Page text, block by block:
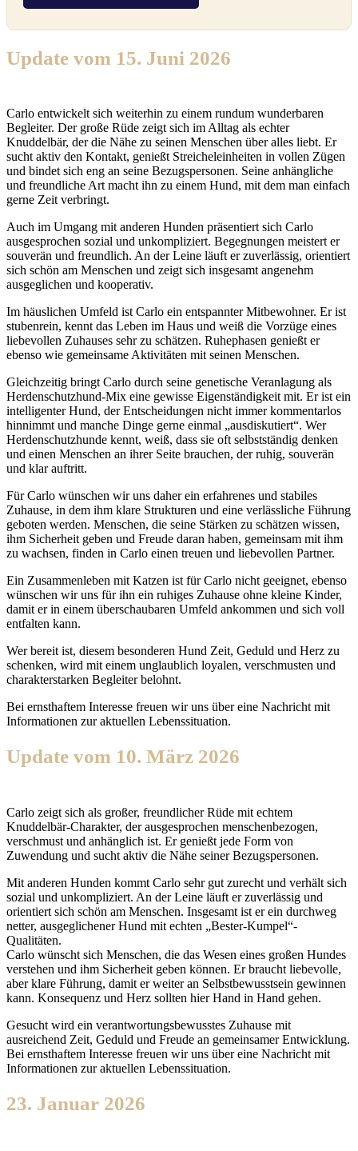
Update vom 15. Juni 2026
Carlo entwickelt sich weiterhin zu einem rundum wunderbaren
Begleiter. Der große Rüde zeigt sich im Alltag als echter
Knuddelbär, der die Nähe zu seinen Menschen über alles liebt. Er
sucht aktiv den Kontakt, genießt Streicheleinheiten in vollen Zügen
und bindet sich eng an seine Bezugspersonen. Seine anhängliche
und freundliche Art macht ihn zu einem Hund, mit dem man einfach
gerne Zeit verbringt.
Auch im Umgang mit anderen Hunden präsentiert sich Carlo
ausgesprochen sozial und unkompliziert. Begegnungen meistert er
souverän und freundlich. An der Leine läuft er zuverlässig, orientiert
sich schön am Menschen und zeigt sich insgesamt angenehm
ausgeglichen und kooperativ.
Im häuslichen Umfeld ist Carlo ein entspannter Mitbewohner. Er ist
stubenrein, kennt das Leben im Haus und weiß die Vorzüge eines
liebevollen Zuhauses sehr zu schätzen. Ruhephasen genießt er
ebenso wie gemeinsame Aktivitäten mit seinen Menschen.
Gleichzeitig bringt Carlo durch seine genetische Veranlagung als
Herdenschutzhund-Mix eine gewisse Eigenständigkeit mit. Er ist ein
intelligenter Hund, der Entscheidungen nicht immer kommentarlos
hinnimmt und manche Dinge gerne einmal „ausdiskutiert“. Wer
Herdenschutzhunde kennt, weiß, dass sie oft selbstständig denken
und einen Menschen an ihrer Seite brauchen, der ruhig, souverän
und klar auftritt.
Für Carlo wünschen wir uns daher ein erfahrenes und stabiles
Zuhause, in dem ihm klare Strukturen und eine verlässliche Führung
geboten werden. Menschen, die seine Stärken zu schätzen wissen,
ihm Sicherheit geben und Freude daran haben, gemeinsam mit ihm
zu wachsen, finden in Carlo einen treuen und liebevollen Partner.
Ein Zusammenleben mit Katzen ist für Carlo nicht geeignet, ebenso
wünschen wir uns für ihn ein ruhiges Zuhause ohne kleine Kinder,
damit er in einem überschaubaren Umfeld ankommen und sich voll
entfalten kann.
Wer bereit ist, diesem besonderen Hund Zeit, Geduld und Herz zu
schenken, wird mit einem unglaublich loyalen, verschmusten und
charakterstarken Begleiter belohnt.
Bei ernsthaftem Interesse freuen wir uns über eine Nachricht mit
Informationen zur aktuellen Lebenssituation.
Update vom 10. März 2026
Carlo zeigt sich als großer, freundlicher Rüde mit echtem
Knuddelbär-Charakter, der ausgesprochen menschenbezogen,
verschmust und anhänglich ist. Er genießt jede Form von
Zuwendung und sucht aktiv die Nähe seiner Bezugspersonen.
Mit anderen Hunden kommt Carlo sehr gut zurecht und verhält sich
sozial und unkompliziert. An der Leine läuft er zuverlässig und
orientiert sich schön am Menschen. Insgesamt ist er ein durchweg
netter, ausgeglichener Hund mit echten „Bester-Kumpel“-
Qualitäten.
Carlo wünscht sich Menschen, die das Wesen eines großen Hundes
verstehen und ihm Sicherheit geben können. Er braucht liebevolle,
aber klare Führung, damit er weiter an Selbstbewusstsein gewinnen
kann. Konsequenz und Herz sollten hier Hand in Hand gehen.
Gesucht wird ein verantwortungsbewusstes Zuhause mit
ausreichend Zeit, Geduld und Freude an gemeinsamer Entwicklung.
Bei ernsthaftem Interesse freuen wir uns über eine Nachricht mit
Informationen zur aktuellen Lebenssituation.
23. Januar 2026